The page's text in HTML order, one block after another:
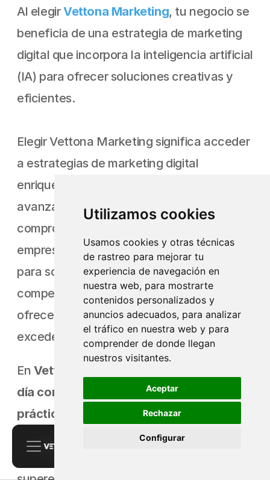
Utilizamos cookies
Usamos cookies y otras técnicas
de rastreo para mejorar tu
experiencia de navegación en
nuestra web, para mostrarte
contenidos personalizados y
anuncios adecuados, para analizar
el tráfico en nuestra web y para
comprender de donde llegan
nuestros visitantes.
Aceptar
Rechazar
Configurar
Al elegir Vettona Marketing, tu negocio se
beneficia de una estrategia de marketing
digital que incorpora la inteligencia artificial
(IA) para ofrecer soluciones creativas y
eficientes.
Elegir Vettona Marketing significa acceder
a estrategias de marketing digital
enriquecidas con IA que son tanto
avanzadas como asequibles. Nos
comprometemos a proporcionar a tu
empresa las herramientas que necesita
para sobresalir en un entorno digital
competitivo, asegurando que puedas
ofrecer valor excepcional a tus clientes sin
exceder tu presupuesto.
En Vettona Marketing
día con las últimas tendencias y mejores
prácticas de diseño web. Nuestros
expertos crearán un sitio web moderno y